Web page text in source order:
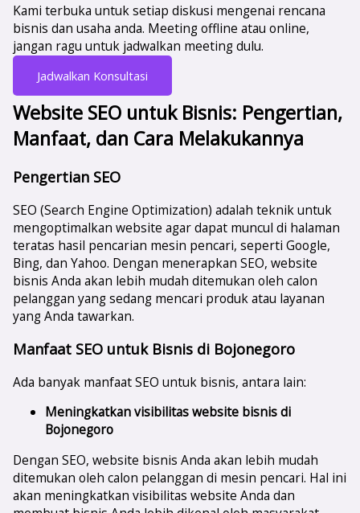
Kami terbuka untuk setiap diskusi mengenai rencana
bisnis dan usaha anda. Meeting offline atau online,
jangan ragu untuk jadwalkan meeting dulu.
Jadwalkan Konsultasi
Website SEO untuk Bisnis: Pengertian,
Manfaat, dan Cara Melakukannya
Pengertian SEO
SEO (Search Engine Optimization) adalah teknik untuk
mengoptimalkan website agar dapat muncul di halaman
teratas hasil pencarian mesin pencari, seperti Google,
Bing, dan Yahoo. Dengan menerapkan SEO, website
bisnis Anda akan lebih mudah ditemukan oleh calon
pelanggan yang sedang mencari produk atau layanan
yang Anda tawarkan.
Manfaat SEO untuk Bisnis di Bojonegoro
Ada banyak manfaat SEO untuk bisnis, antara lain:
Meningkatkan visibilitas website bisnis di
Bojonegoro
Dengan SEO, website bisnis Anda akan lebih mudah
ditemukan oleh calon pelanggan di mesin pencari. Hal ini
akan meningkatkan visibilitas website Anda dan